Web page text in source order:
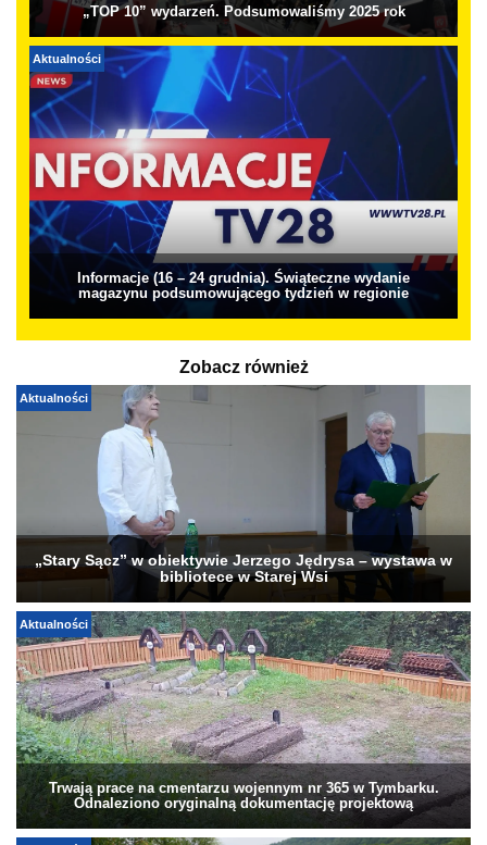
„TOP 10” wydarzeń. Podsumowaliśmy 2025 rok
Aktualności
Informacje (16 – 24 grudnia). Świąteczne wydanie
magazynu podsumowującego tydzień w regionie
Zobacz również
Aktualności
„Stary Sącz” w obiektywie Jerzego Jędrysa – wystawa w
bibliotece w Starej Wsi
Aktualności
Trwają prace na cmentarzu wojennym nr 365 w Tymbarku.
Odnaleziono oryginalną dokumentację projektową